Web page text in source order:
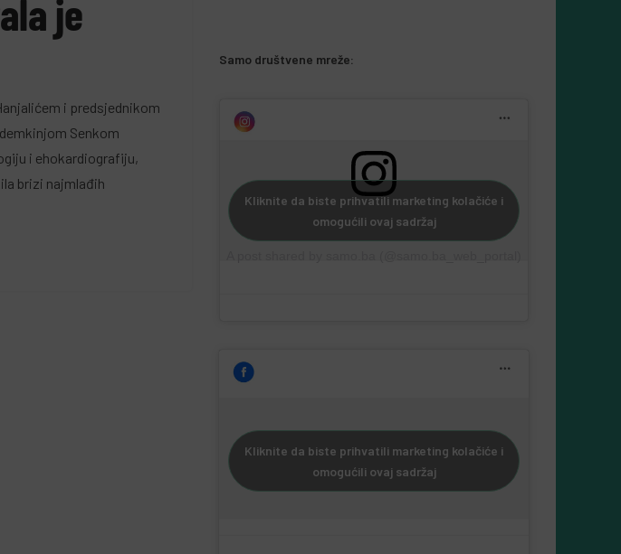
je
i predsjednikom
Senkom
i ehokardiografiju,
brizi najmlađih
Samo društvene mreže:
Kliknite da biste prihvatili marketing kolačiće i
omogućili ovaj sadržaj
Kliknite da biste prihvatili marketing kolačiće i
omogućili ovaj sadržaj